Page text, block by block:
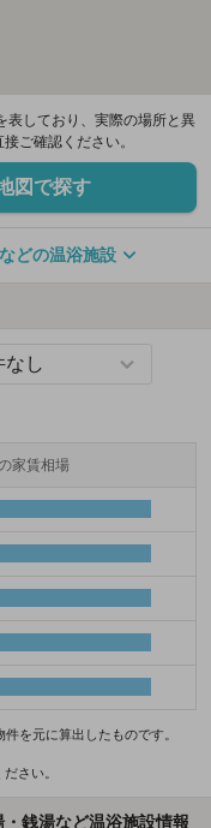
しており、実際の場所と異
ご確認ください。
図で探す
どの温浴施設
家賃相場
を元に算出したものです。
さい。
銭湯など温浴施設情報